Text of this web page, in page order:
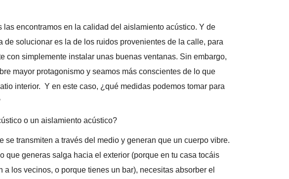
las encontramos en la calidad del aislamiento acústico. Y de
de solucionar es la de los ruidos provenientes de la calle, para
con simplemente instalar unas buenas ventanas. Sin embargo,
mayor protagonismo y seamos más conscientes de lo que
interior. Y en este caso, ¿qué medidas podemos tomar para
o un aislamiento acústico?
se transmiten a través del medio y generan que un cuerpo vibre.
que generas salga hacia el exterior (porque en tu casa tocáis
los vecinos, o porque tienes un bar), necesitas absorber el